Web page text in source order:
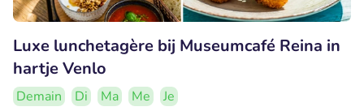
Luxe lunchetagère bij Museumcafé Reina in
hartje Venlo
Demain Di Ma Me
Je